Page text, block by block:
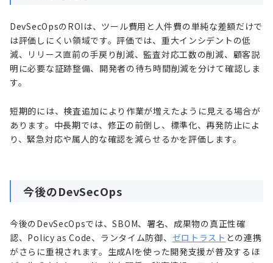
DevSecOpsのROIは、ツール費用と人件費の単純な差額だけで
は評価しにくい領域です。評価では、重大インシデントの低
減、リリース直前の手戻り削減、監査対応工数の削減、顧客説
明に必要な証跡整備、開発者の待ち時間削減を分けて確認しま
す。
短期的には、検査追加により作業が増えたように見える場合が
あります。中長期では、修正の前倒し、標準化、再発防止によ
り、緊急対応や属人的な確認を減らせるかを評価します。
今後のDevSecOps
今後のDevSecOpsでは、SBOM、署名、成果物の真正性確
認、Policy as Code、ランタイム防御、 ゼロトラスト との連携
がさらに重視されます。生成AIを使った開発支援が普及するほ